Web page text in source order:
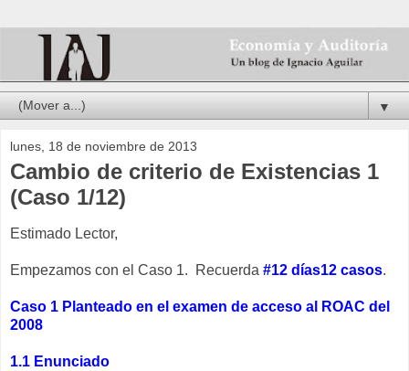
▼
lunes, 18 de noviembre de 2013
Cambio de criterio de Existencias 1
(Caso 1/12)
Estimado Lector,
Empezamos con el Caso 1. Recuerda #12 días12 casos.
Caso 1 Planteado en el examen de acceso al ROAC del
2008
1.1 Enunciado